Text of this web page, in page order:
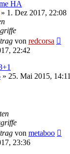
HA
» 1. Dez 2017, 22:08
von redcorsa
22:42
» 25. Mai 2015, 14:11
von metaboo
23:36